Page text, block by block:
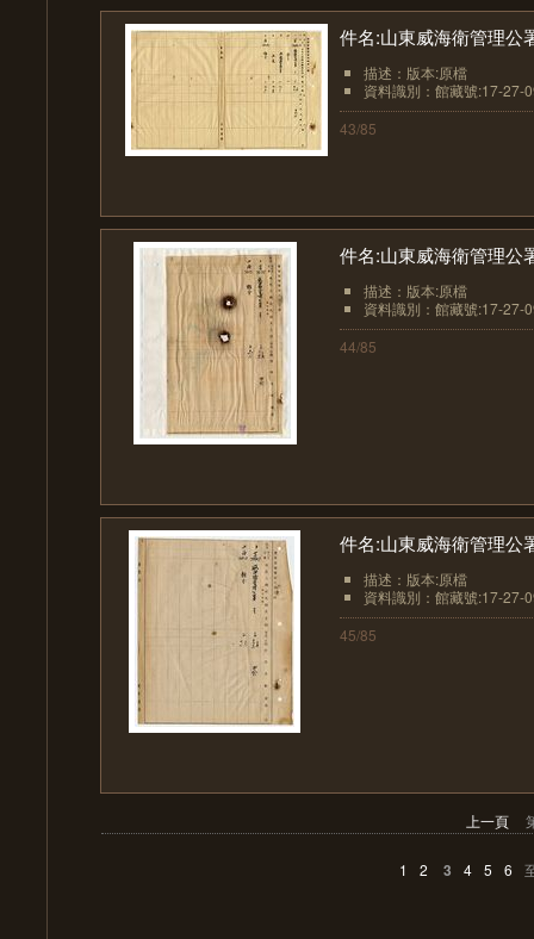
件名:山東威海衛管理公
描述：版本:原檔
資料識別：館藏號:17-27-
43/85
件名:山東威海衛管理公
描述：版本:原檔
資料識別：館藏號:17-27-
44/85
件名:山東威海衛管理公
描述：版本:原檔
資料識別：館藏號:17-27-
45/85
上一頁
1 2 3 4 5 6